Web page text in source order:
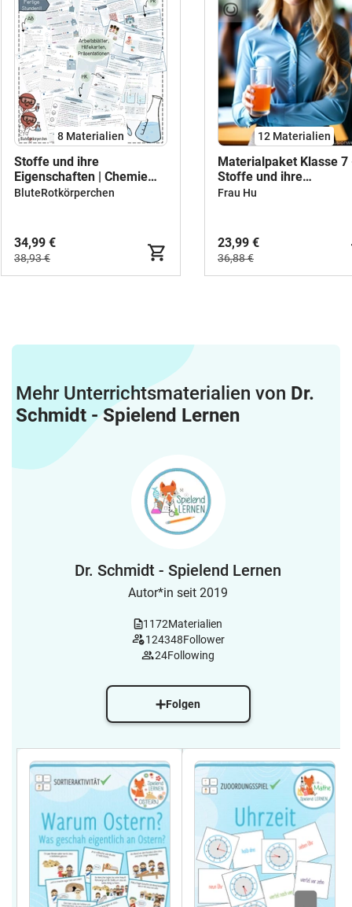
8 Materialien
Stoffe und ihre
Eigenschaften | Chemie
Übung 8 | komplettes
Unterrichtsstunden
BluteRotkörperchen
34,99 €
38,93 €
12 Materialien
Materialpaket Klasse 7
Stoffe und ihre
Eigenschaften - ganze
Frau Hu
23,99 €
36,88 €
Mehr Unterrichtsmaterialien von Dr.
Schmidt - Spielend Lernen
Dr. Schmidt - Spielend Lernen
Autor*in seit 2019
1172Materialien
124348Follower
24Following
Folgen